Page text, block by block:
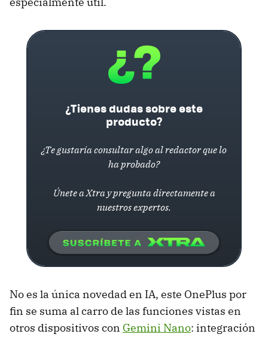
¿Tienes dudas sobre este
producto?
¿Te gustaría consultar algo al redactor que lo
ha probado?
Únete a Xtra y pregunta directamente a
nuestros expertos.
No es la única novedad en IA, este OnePlus por
fin se suma al carro de las funciones vistas en
otros dispositivos con Gemini Nano: integración